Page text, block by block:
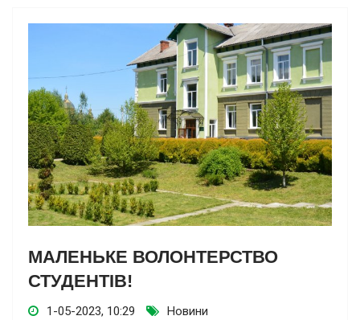
МАЛЕНЬКЕ ВОЛОНТЕРСТВО
СТУДЕНТІВ!
1-05-2023, 10:29 Новини